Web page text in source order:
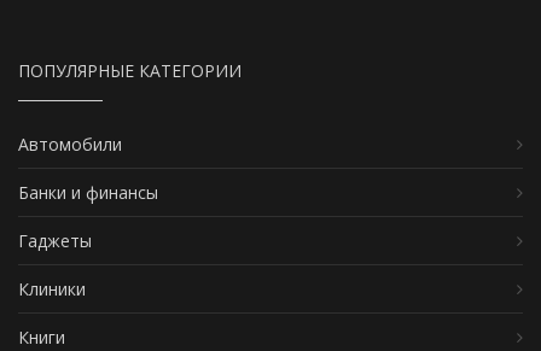
ПОПУЛЯРНЫЕ КАТЕГОРИИ
Автомобили
Банки и финансы
Гаджеты
Клиники
Книги